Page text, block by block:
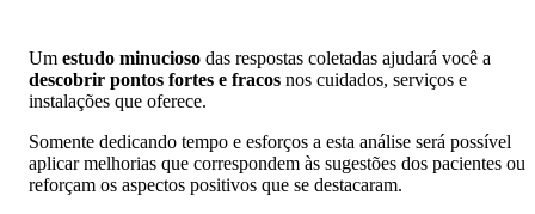
Um estudo minucioso das respostas coletadas ajudará você a
descobrir pontos fortes e fracos nos cuidados, serviços e
instalações que oferece.
Somente dedicando tempo e esforços a esta análise será possível
aplicar melhorias que correspondem às sugestões dos pacientes ou
reforçam os aspectos positivos que se destacaram.